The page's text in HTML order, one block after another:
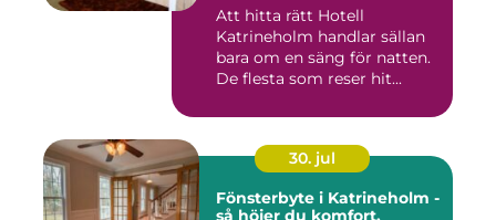
Att hitta rätt Hotell
Katrineholm handlar sällan
bara om en säng för natten.
De flesta som reser hit...
30. jul
Fönsterbyte i Katrineholm -
så höjer du komfort,